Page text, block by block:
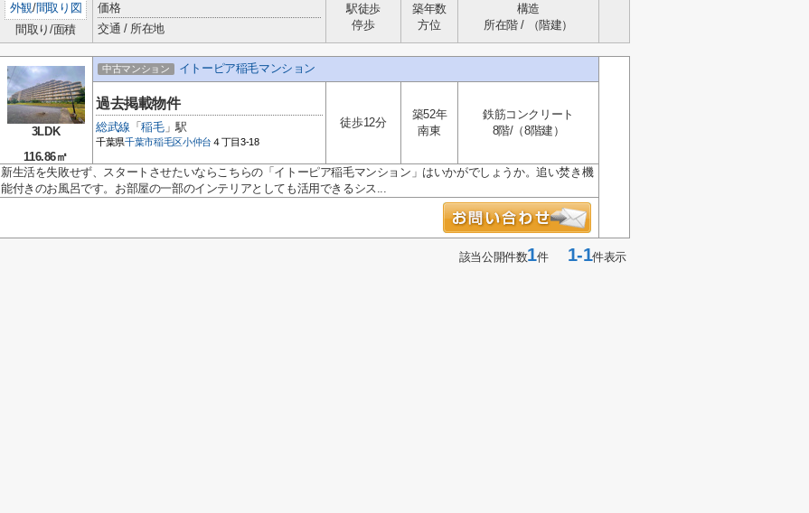
外観/間取り図
間取り/面積
価格
交通 / 所在地
駅徒歩
停歩
築年数
方位
構造
所在階 / （階建）
3LDK
116.86㎡
中古マンション イトーピア稲毛マンション
過去掲載物件
総武線 「稲毛」駅
千葉県千葉市稲毛区小仲台 ４丁目3-18
徒歩12分
築52年
南東
鉄筋コンクリート
8階/（8階建）
新生活を失敗せず、スタートさせたいならこちらの「イトーピア稲毛マンション」はいかがでしょうか。追い焚き機
能付きのお風呂です。お部屋の一部のインテリアとしても活用できるシス...
該当公開件数1件1-1件表示